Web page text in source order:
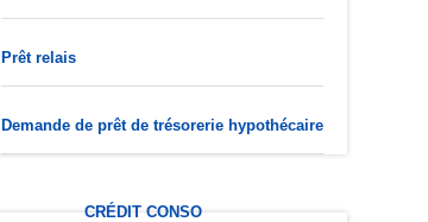
Prêt relais
Demande de prêt de trésorerie hypothécaire
CRÉDIT CONSO